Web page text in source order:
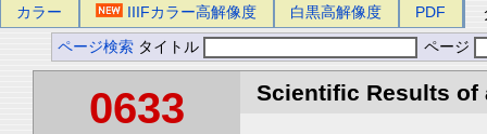
カラー IIIFカラー高解像度 白黒高解像度 PDF
ページ検索 タイトル ページ
0633 Scientific Results of